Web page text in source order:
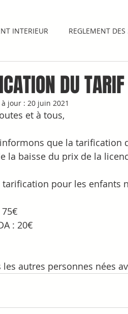
INTERIEUR REGLEMENT DES
DU
jour : 20 juin 2021
et à tous,
que la tarification
la baisse du prix de la
tarification pour les enfants
: 20€
autres personnes nées